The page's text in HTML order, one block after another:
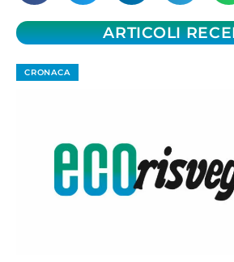
ARTICOLI
CRONACA